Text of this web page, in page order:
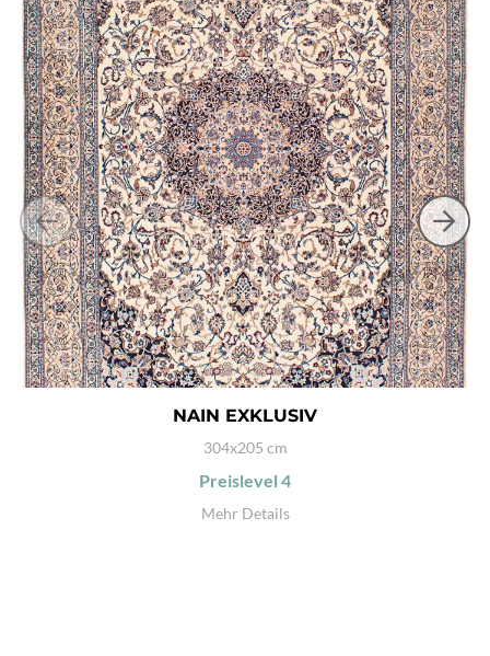
NAIN EXKLUSIV
304x205 cm
Preislevel 4
Mehr Details